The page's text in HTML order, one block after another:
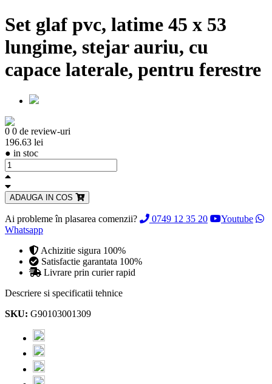
Set glaf pvc, latime 45 x 53
lungime, stejar auriu, cu
capace laterale, pentru ferestre
0 0 de review-uri
196.63 lei
● in stoc
ADAUGA IN COS
Ai probleme în plasarea comenzii? 0749 12 35 20
Youtube
Whatsapp
Achizitie sigura 100%
Satisfactie garantata 100%
Livrare prin curier rapid
Descriere si specificatii tehnice
SKU: G90103001309